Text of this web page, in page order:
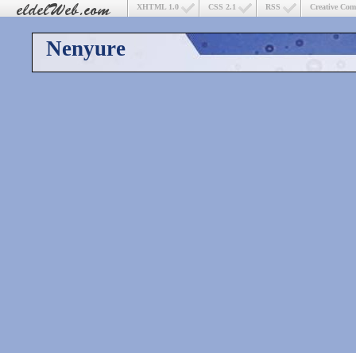
Creative
RSS
CSS 2.1
XHTML 1.0
Nenyure